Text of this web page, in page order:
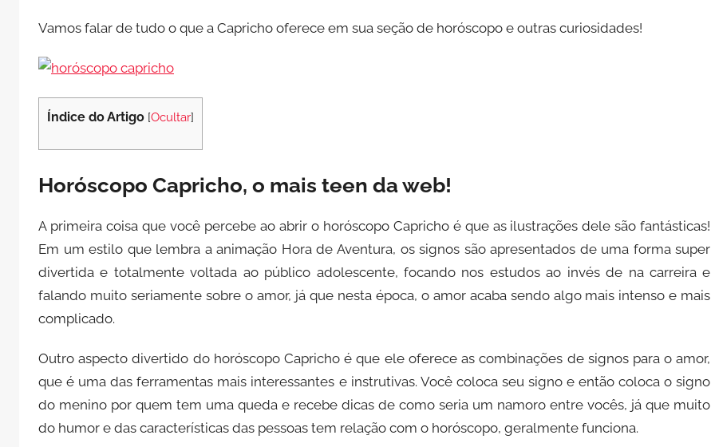
Vamos falar de tudo o que a Capricho oferece em sua seção de horóscopo e outras curiosidades!
Índice do Artigo [Ocultar]
Horóscopo Capricho, o mais teen da web!
A primeira coisa que você percebe ao abrir o horóscopo Capricho é que as ilustrações dele são fantásticas!
Em um estilo que lembra a animação Hora de Aventura, os signos são apresentados de uma forma super
divertida e totalmente voltada ao público adolescente, focando nos estudos ao invés de na carreira e
falando muito seriamente sobre o amor, já que nesta época, o amor acaba sendo algo mais intenso e mais
complicado.
Outro aspecto divertido do horóscopo Capricho é que ele oferece as combinações de signos para o amor,
que é uma das ferramentas mais interessantes e instrutivas. Você coloca seu signo e então coloca o signo
do menino por quem tem uma queda e recebe dicas de como seria um namoro entre vocês, já que muito
do humor e das características das pessoas tem relação com o horóscopo, geralmente funciona.